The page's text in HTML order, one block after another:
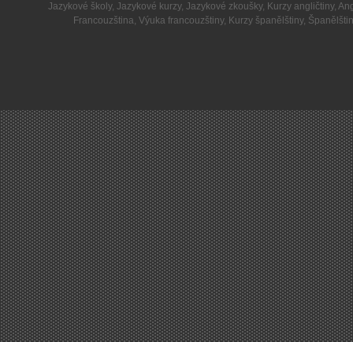
Jazykové školy, Jazykové kurzy, Jazykové zkoušky, Kurzy angličtiny,
Francouzština,Výuka francouzštiny, Kurzy španělštiny,